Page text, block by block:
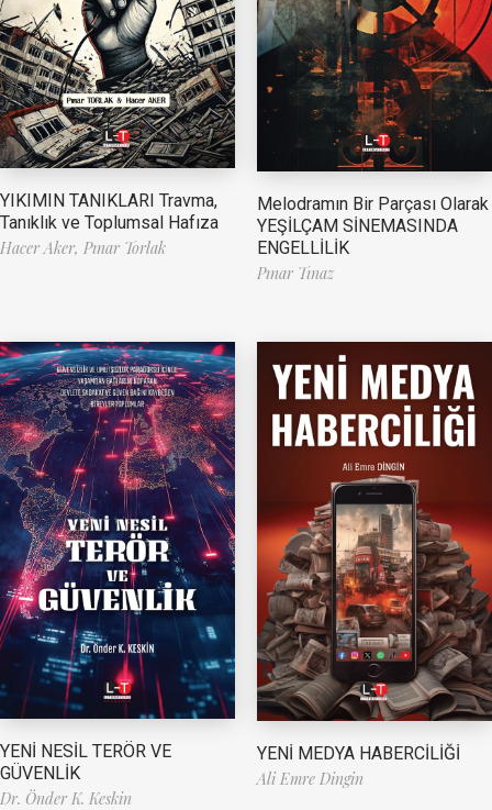
YIKIMIN TANIKLARI Travma,
Tanıklık ve Toplumsal Hafıza
Hacer Aker, Pınar Torlak
Melodramın Bir Parçası Olarak
YEŞİLÇAM SİNEMASINDA
ENGELLİLİK
Pınar Tınaz
YENİ NESİL TERÖR VE
GÜVENLİK
Dr. Önder K. Keskin
YENİ MEDYA HABERCİLİĞİ
Ali Emre Dingin